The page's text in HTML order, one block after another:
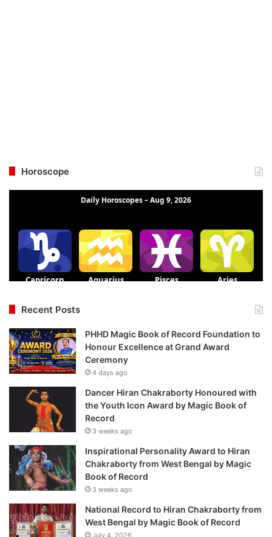
Horoscope
Recent Posts
PHHD Magic Book of Record Foundation to
Honour Excellence at Grand Award
Ceremony
4 days ago
Dancer Hiran Chakraborty Honoured with
the Youth Icon Award by Magic Book of
Record
3 weeks ago
Inspirational Personality Award to Hiran
Chakraborty from West Bengal by Magic
Book of Record
3 weeks ago
National Record to Hiran Chakraborty from
West Bengal by Magic Book of Record
July 4, 2026